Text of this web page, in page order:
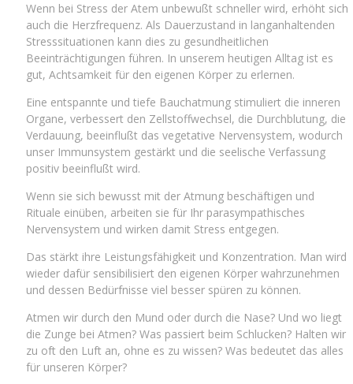
Wenn bei Stress der Atem unbewußt schneller wird, erhöht sich
auch die Herzfrequenz. Als Dauerzustand in langanhaltenden
Stresssituationen kann dies zu gesundheitlichen
Beeinträchtigungen führen. In unserem heutigen Alltag ist es
gut, Achtsamkeit für den eigenen Körper zu erlernen.
Eine entspannte und tiefe Bauchatmung stimuliert die inneren
Organe, verbessert den Zellstoffwechsel, die Durchblutung, die
Verdauung, beeinflußt das vegetative Nervensystem, wodurch
unser Immunsystem gestärkt und die seelische Verfassung
positiv beeinflußt wird.
Wenn sie sich bewusst mit der Atmung beschäftigen und
Rituale einüben, arbeiten sie für Ihr parasympathisches
Nervensystem und wirken damit Stress entgegen.
Das stärkt ihre Leistungsfähigkeit und Konzentration. Man wird
wieder dafür sensibilisiert den eigenen Körper wahrzunehmen
und dessen Bedürfnisse viel besser spüren zu können.
Atmen wir durch den Mund oder durch die Nase? Und wo liegt
die Zunge bei Atmen? Was passiert beim Schlucken? Halten wir
zu oft den Luft an, ohne es zu wissen? Was bedeutet das alles
für unseren Körper?